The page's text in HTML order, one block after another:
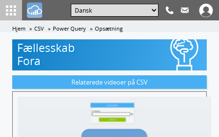
Hjem CSV Power Query Opsætning
Fællesskab
Fora
Relaterede videoer på CSV